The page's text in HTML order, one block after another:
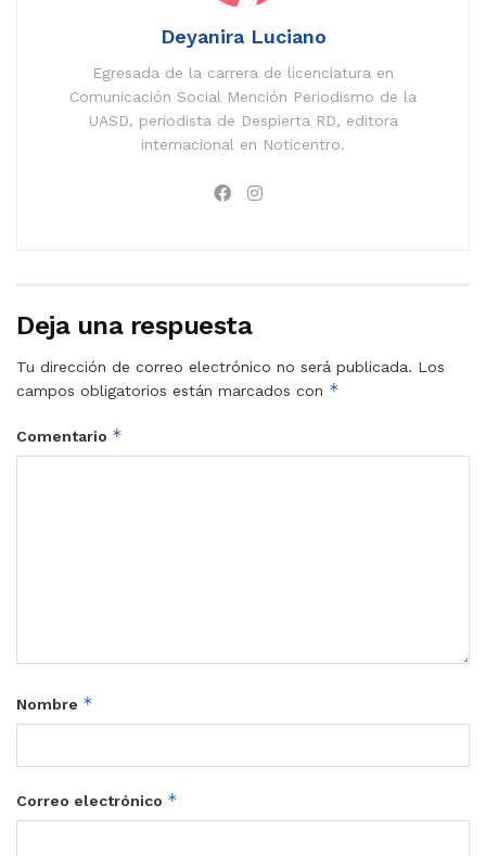
Deyanira Luciano
Egresada de la carrera de licenciatura en
Comunicación Social Mención Periodismo de la
UASD, periodista de Despierta RD, editora
internacional en Noticentro.
Deja una respuesta
Tu dirección de correo electrónico no será publicada. Los
campos obligatorios están marcados con *
Comentario *
Nombre *
Correo electrónico *